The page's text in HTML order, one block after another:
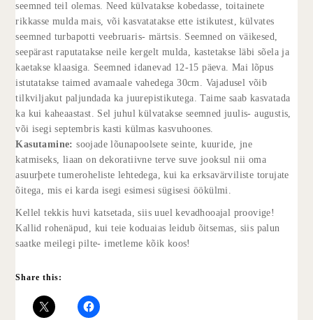
seemned teil olemas. Need külvatakse kobedasse, toitainete
rikkasse mulda mais, või kasvatatakse ette istikutest, külvates
seemned turbapotti veebruaris- märtsis. Seemned on väikesed,
seepärast raputatakse neile kergelt mulda, kastetakse läbi sõela ja
kaetakse klaasiga. Seemned idanevad 12-15 päeva. Mai lõpus
istutatakse taimed avamaale vahedega 30cm. Vajadusel võib
tilkviljakut paljundada ka juurepistikutega. Taime saab kasvatada
ka kui kaheaastast. Sel juhul külvatakse seemned juulis- augustis,
või isegi septembris kasti külmas kasvuhoones.
Kasutamine: soojade lõunapoolsete seinte, kuuride, jne
katmiseks, liaan on dekoratiivne terve suve jooksul nii oma
asuurþete tumeroheliste lehtedega, kui ka erksavärviliste torujate
õitega, mis ei karda isegi esimesi sügisesi öökülmi.
Kellel tekkis huvi katsetada, siis uuel kevadhooajal proovige!
Kallid rohenäpud, kui teie koduaias leidub õitsemas, siis palun
saatke meilegi pilte- imetleme kõik koos!
Share this: